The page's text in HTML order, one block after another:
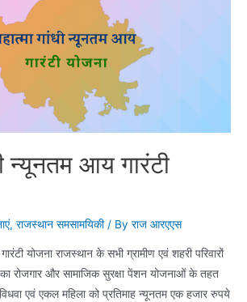
न्यूनतम आय गारंटी
, राजस्थान समसामयिकी/ By राज आरएएस
योजना राजस्थान के सभी ग्रामीण एवं शहरी परिवारों
रोजगार और सामाजिक सुरक्षा पेंशन योजनाओं के तहत
एवं एकल महिला को प्रतिमाह न्यूनतम एक हजार रुपये